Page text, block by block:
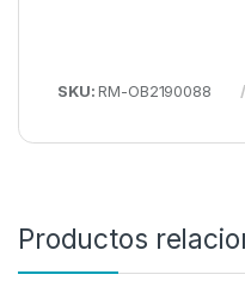
SKU:RM-OB2190088
Productos